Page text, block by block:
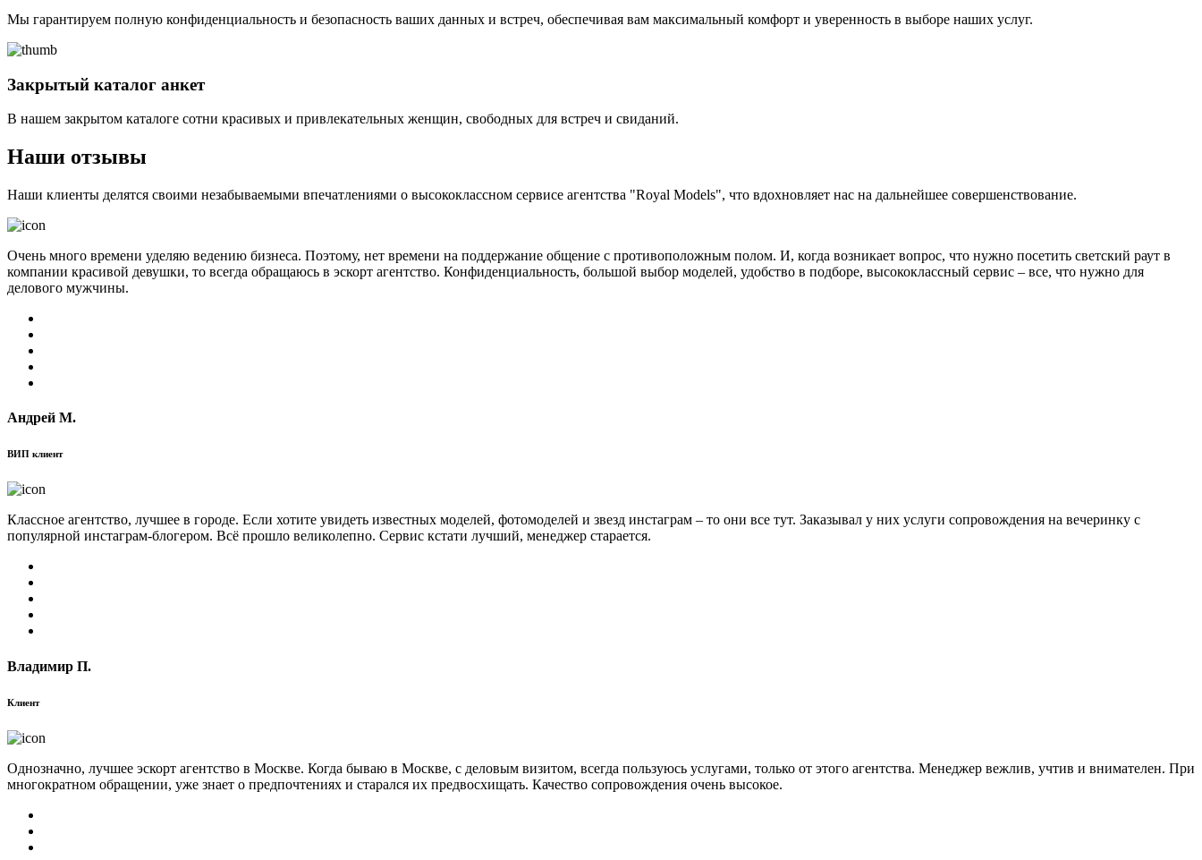
Мы гарантируем полную конфиденциальность и безопасность ваших данных и встреч, обеспечивая вам максимальный комфорт и уверенность в выборе наших услуг.
Закрытый каталог анкет
В нашем закрытом каталоге сотни красивых и привлекательных женщин, свободных для встреч и свиданий.
Наши отзывы
Наши клиенты делятся своими незабываемыми впечатлениями о высококлассном сервисе агентства "Royal Models", что вдохновляет нас на дальнейшее совершенствование.
Очень много времени уделяю ведению бизнеса. Поэтому, нет времени на поддержание общение с противоположным полом. И, когда возникает вопрос, что нужно посетить светский раут в
компании красивой девушки, то всегда обращаюсь в эскорт агентство. Конфиденциальность, большой выбор моделей, удобство в подборе, высококлассный сервис – все, что нужно для
делового мужчины.
Андрей М.
ВИП клиент
Классное агентство, лучшее в городе. Если хотите увидеть известных моделей, фотомоделей и звезд инстаграм – то они все тут. Заказывал у них услуги сопровождения на вечеринку с
популярной инстаграм-блогером. Всё прошло великолепно. Сервис кстати лучший, менеджер старается.
Владимир П.
Клиент
Однозначно, лучшее эскорт агентство в Москве. Когда бываю в Москве, с деловым визитом, всегда пользуюсь услугами, только от этого агентства. Менеджер вежлив, учтив и внимателен. При
многократном обращении, уже знает о предпочтениях и старался их предвосхищать. Качество сопровождения очень высокое.